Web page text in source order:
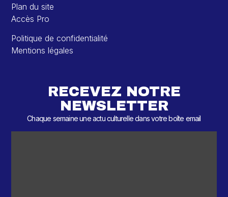
Plan du site
Accès Pro
Politique de confidentialité
Mentions légales
RECEVEZ NOTRE
NEWSLETTER
Chaque semaine une actu culturelle dans votre boîte email